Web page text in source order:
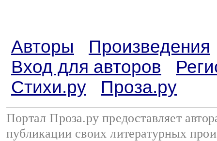
Авторы
Произведения
Вход для авторов
Стихи.ру
Проза.ру
Портал Проза.ру предоставляет
публикации своих литературных